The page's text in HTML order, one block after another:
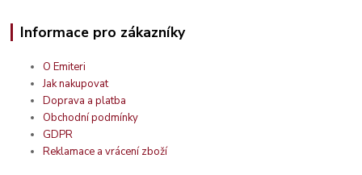
Informace pro zákazníky
O Emiteri
Jak nakupovat
Doprava a platba
Obchodní podmínky
GDPR
Reklamace a vrácení zboží